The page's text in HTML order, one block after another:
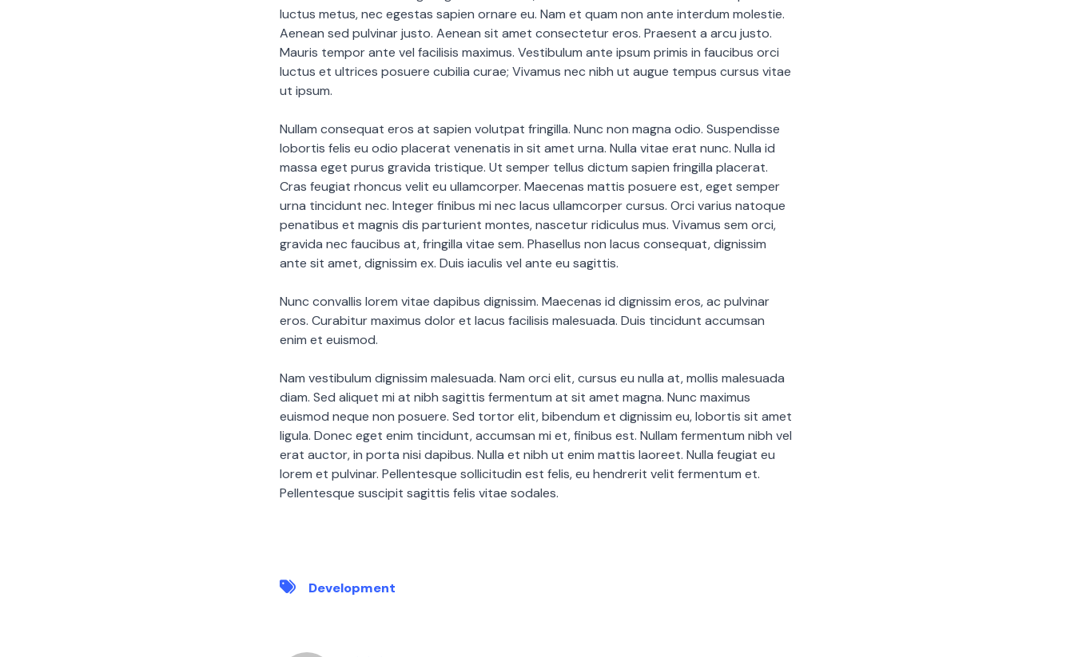
luctus metus, nec egestas sapien ornare eu. Nam et quam non ante interdum molestie.
Aenean sed pulvinar justo. Aenean sit amet consectetur eros. Praesent a arcu justo.
Mauris tempor ante vel facilisis maximus. Vestibulum ante ipsum primis in faucibus orci
luctus et ultrices posuere cubilia curae; Vivamus nec nibh ut augue tempus cursus vitae
ut ipsum.
Nullam consequat eros at sapien volutpat fringilla. Nunc non magna odio. Suspendisse
lobortis felis eu odio placerat venenatis in sit amet urna. Nulla vitae erat nunc. Nulla id
massa eget purus gravida tristique. Ut semper tellus dictum sapien fringilla placerat.
Cras feugiat rhoncus velit eu ullamcorper. Maecenas mattis posuere est, eget semper
urna tincidunt nec. Integer finibus mi nec lacus ullamcorper cursus. Orci varius natoque
penatibus et magnis dis parturient montes, nascetur ridiculus mus. Vivamus sem orci,
gravida nec faucibus at, fringilla vitae sem. Phasellus non lacus consequat, dignissim
ante sit amet, dignissim ex. Duis iaculis vel ante eu sagittis.
Nunc convallis lorem vitae dapibus dignissim. Maecenas id dignissim eros, ac pulvinar
eros. Curabitur maximus dolor et lacus facilisis malesuada. Duis tincidunt accumsan
enim et euismod.
Nam vestibulum dignissim malesuada. Nam orci elit, cursus eu nulla at, mollis malesuada
diam. Sed aliquet mi at nibh sagittis fermentum at sit amet magna. Nunc maximus
euismod neque non posuere. Sed tortor elit, bibendum et dignissim eu, lobortis sit amet
ligula. Donec eget enim tincidunt, accumsan mi et, finibus est. Nullam fermentum nibh vel
erat auctor, in porta nisi dapibus. Nulla et nibh ut enim mattis laoreet. Nulla feugiat eu
lorem et pulvinar. Pellentesque sollicitudin est felis, eu hendrerit velit fermentum et.
Pellentesque suscipit sagittis felis vitae sodales.
Development